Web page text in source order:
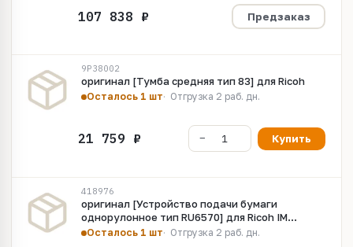
Предзаказ
9P38002
оригинал [Тумба средняя тип 83] для Ricoh
Осталось 1 шт Отгрузка 2 раб. дн.
Купить
418976
оригинал [Устройство подачи бумаги
однорулонное тип RU6570] для Ricoh IM
СW2200
Осталось 1 шт Отгрузка 2 раб. дн.